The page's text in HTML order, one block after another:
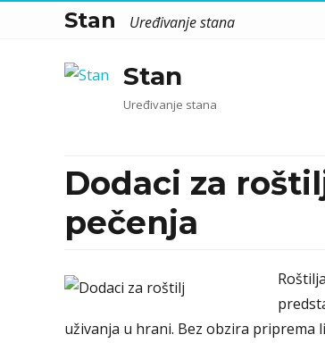
Stan Uređivanje stana
Stan
Uređivanje stana
Dodaci za
pečenja
uživanja u hrani. Bez obzira